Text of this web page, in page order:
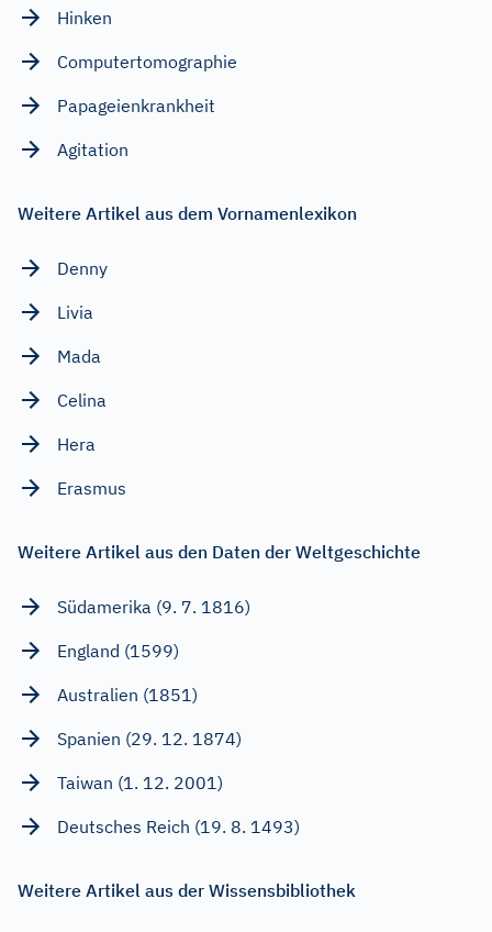
Hinken
Computertomographie
Papageienkrankheit
Agitation
Weitere Artikel aus dem Vornamenlexikon
Denny
Livia
Mada
Celina
Hera
Erasmus
Weitere Artikel aus den Daten der Weltgeschichte
Südamerika (9. 7. 1816)
England (1599)
Australien (1851)
Spanien (29. 12. 1874)
Taiwan (1. 12. 2001)
Deutsches Reich (19. 8. 1493)
Weitere Artikel aus der Wissensbibliothek